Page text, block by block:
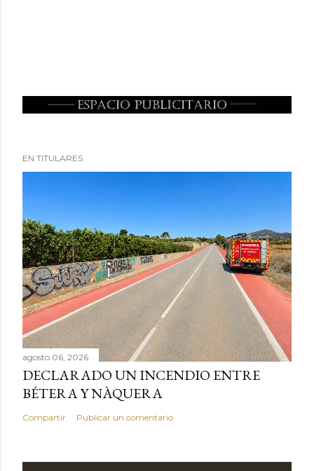
EN TITULARES
agosto 06, 2026
DECLARADO UN INCENDIO ENTRE
BÉTERA Y NÀQUERA
Compartir Publicar un comentario